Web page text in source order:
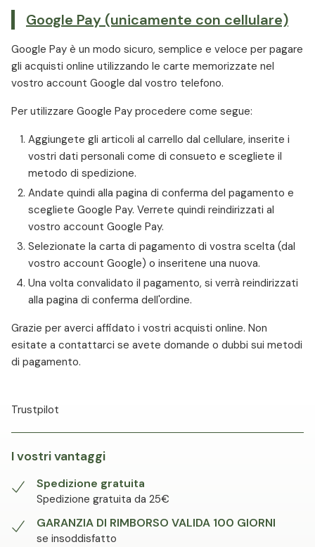
Google Pay (unicamente con cellulare)
Google Pay è un modo sicuro, semplice e veloce per pagare
gli acquisti online utilizzando le carte memorizzate nel
vostro account Google dal vostro telefono.
Per utilizzare Google Pay procedere come segue:
Aggiungete gli articoli al carrello dal cellulare, inserite i
vostri dati personali come di consueto e scegliete il
metodo di spedizione.
Andate quindi alla pagina di conferma del pagamento e
scegliete Google Pay. Verrete quindi reindirizzati al
vostro account Google Pay.
Selezionate la carta di pagamento di vostra scelta (dal
vostro account Google) o inseritene una nuova.
Una volta convalidato il pagamento, si verrà reindirizzati
alla pagina di conferma dell'ordine.
Grazie per averci affidato i vostri acquisti online. Non
esitate a contattarci se avete domande o dubbi sui metodi
di pagamento.
Trustpilot
I vostri vantaggi
Spedizione gratuita
Spedizione gratuita da 25€
GARANZIA DI RIMBORSO VALIDA 100 GIORNI
se insoddisfatto